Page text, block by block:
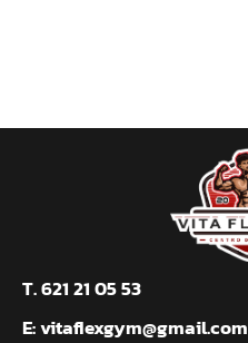
T. 621 21 05 53
E:vitaflexgym@gmail.com